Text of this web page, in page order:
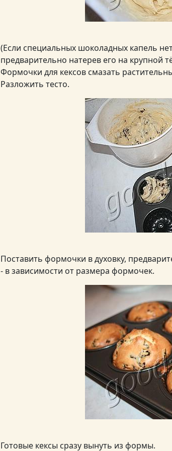
(Если специальных шоколадных капель
предварительно натерев его на крупной
Формочки для кексов смазать
Разложить тесто.
Поставить формочки в духовку,
- в зависимости от размера формочек.
Готовые кексы сразу вынуть из формы.